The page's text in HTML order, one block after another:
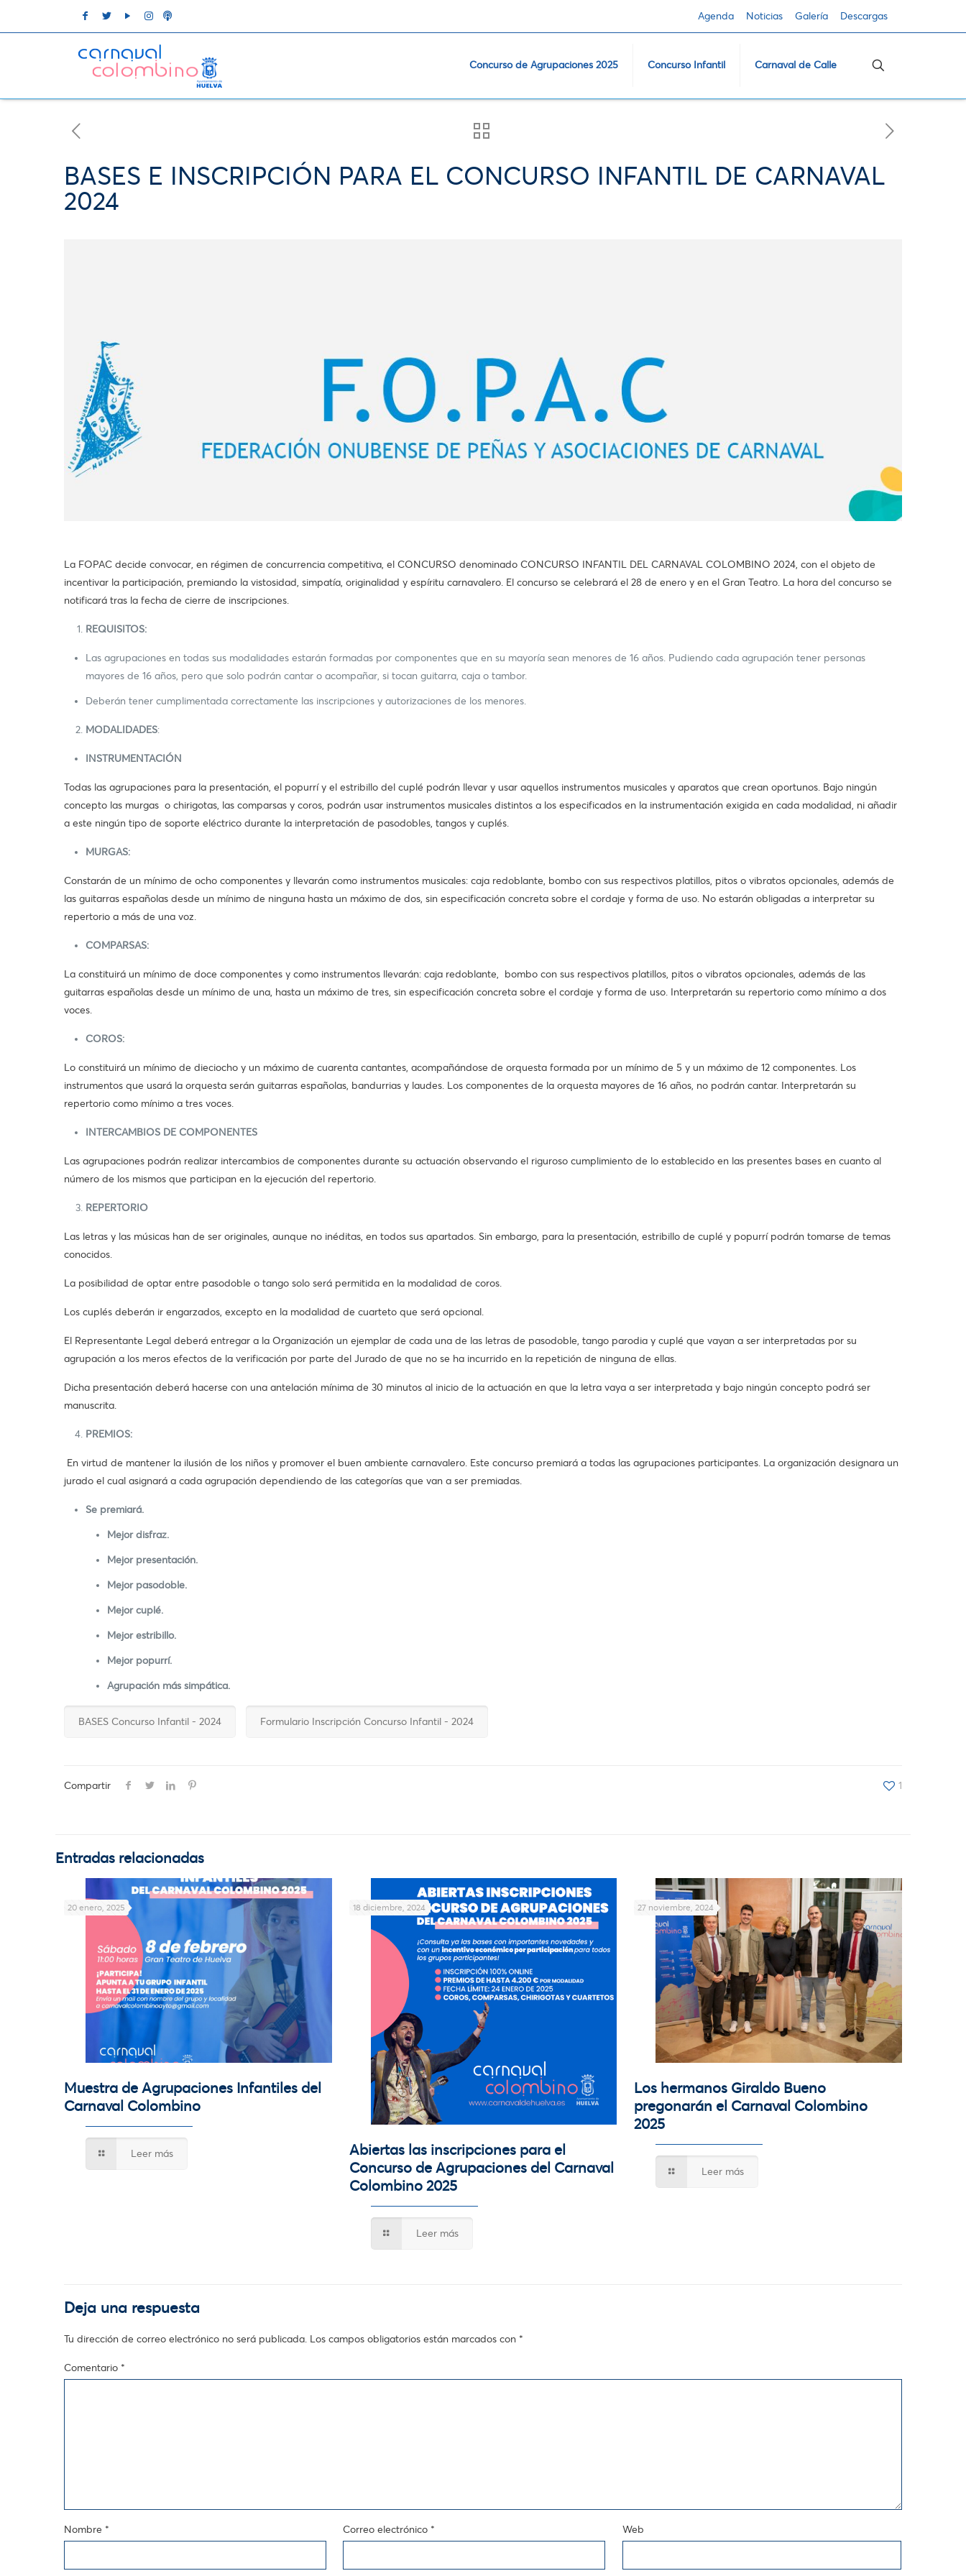
Agenda Noticias Galería Descargas
Concurso de Agrupaciones 2025 Concurso Infantil Carnaval de Calle
BASES E INSCRIPCIÓN PARA EL CONCURSO INFANTIL DE CARNAVAL
2024
La FOPAC decide convocar, en régimen de concurrencia competitiva, el CONCURSO denominado CONCURSO INFANTIL DEL CARNAVAL COLOMBINO 2024, con el objeto de
incentivar la participación, premiando la vistosidad, simpatía, originalidad y espíritu carnavalero. El concurso se celebrará el 28 de enero y en el Gran Teatro. La hora del concurso se
notificará tras la fecha de cierre de inscripciones.
REQUISITOS:
Las agrupaciones en todas sus modalidades estarán formadas por componentes que en su mayoría sean menores de 16 años. Pudiendo cada agrupación tener personas
mayores de 16 años, pero que solo podrán cantar o acompañar, si tocan guitarra, caja o tambor.
Deberán tener cumplimentada correctamente las inscripciones y autorizaciones de los menores.
MODALIDADES:
INSTRUMENTACIÓN
Todas las agrupaciones para la presentación, el popurrí y el estribillo del cuplé podrán llevar y usar aquellos instrumentos musicales y aparatos que crean oportunos. Bajo ningún
concepto las murgas o chirigotas, las comparsas y coros, podrán usar instrumentos musicales distintos a los especificados en la instrumentación exigida en cada modalidad, ni añadir
a este ningún tipo de soporte eléctrico durante la interpretación de pasodobles, tangos y cuplés.
MURGAS:
Constarán de un mínimo de ocho componentes y llevarán como instrumentos musicales: caja redoblante, bombo con sus respectivos platillos, pitos o vibratos opcionales, además de
las guitarras españolas desde un mínimo de ninguna hasta un máximo de dos, sin especificación concreta sobre el cordaje y forma de uso. No estarán obligadas a interpretar su
repertorio a más de una voz.
COMPARSAS:
La constituirá un mínimo de doce componentes y como instrumentos llevarán: caja redoblante, bombo con sus respectivos platillos, pitos o vibratos opcionales, además de las
guitarras españolas desde un mínimo de una, hasta un máximo de tres, sin especificación concreta sobre el cordaje y forma de uso. Interpretarán su repertorio como mínimo a dos
voces.
COROS:
Lo constituirá un mínimo de dieciocho y un máximo de cuarenta cantantes, acompañándose de orquesta formada por un mínimo de 5 y un máximo de 12 componentes. Los
instrumentos que usará la orquesta serán guitarras españolas, bandurrias y laudes. Los componentes de la orquesta mayores de 16 años, no podrán cantar. Interpretarán su
repertorio como mínimo a tres voces.
INTERCAMBIOS DE COMPONENTES
Las agrupaciones podrán realizar intercambios de componentes durante su actuación observando el riguroso cumplimiento de lo establecido en las presentes bases en cuanto al
número de los mismos que participan en la ejecución del repertorio.
REPERTORIO
Las letras y las músicas han de ser originales, aunque no inéditas, en todos sus apartados. Sin embargo, para la presentación, estribillo de cuplé y popurrí podrán tomarse de temas
conocidos.
La posibilidad de optar entre pasodoble o tango solo será permitida en la modalidad de coros.
Los cuplés deberán ir engarzados, excepto en la modalidad de cuarteto que será opcional.
El Representante Legal deberá entregar a la Organización un ejemplar de cada una de las letras de pasodoble, tango parodia y cuplé que vayan a ser interpretadas por su
agrupación a los meros efectos de la verificación por parte del Jurado de que no se ha incurrido en la repetición de ninguna de ellas.
Dicha presentación deberá hacerse con una antelación mínima de 30 minutos al inicio de la actuación en que la letra vaya a ser interpretada y bajo ningún concepto podrá ser
manuscrita.
PREMIOS:
En virtud de mantener la ilusión de los niños y promover el buen ambiente carnavalero. Este concurso premiará a todas las agrupaciones participantes. La organización designara un
jurado el cual asignará a cada agrupación dependiendo de las categorías que van a ser premiadas.
Se premiará.
Mejor disfraz.
Mejor presentación.
Mejor pasodoble.
Mejor cuplé.
Mejor estribillo.
Mejor popurrí.
Agrupación más simpática.
BASES Concurso Infantil - 2024 Formulario Inscripción Concurso Infantil - 2024
Compartir 1
Entradas relacionadas
20 enero, 2025
Muestra de Agrupaciones Infantiles del
Carnaval Colombino
Leer más
18 diciembre, 2024
Abiertas las inscripciones para el
Concurso de Agrupaciones del Carnaval
Colombino 2025
Leer más
27 noviembre, 2024
Los hermanos Giraldo Bueno
pregonarán el Carnaval Colombino
2025
Leer más
Deja una respuesta
Tu dirección de correo electrónico no será publicada. Los campos obligatorios están marcados con *
Comentario *
Nombre * Correo electrónico * Web